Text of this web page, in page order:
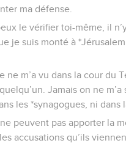
ma défense.
le vérifier toi-même, il
je suis monté à
ne m’a vu dans la cour du
Jamais on ne
les *synagogues, ni dans
peuvent pas apporter la
accusations qu’ils